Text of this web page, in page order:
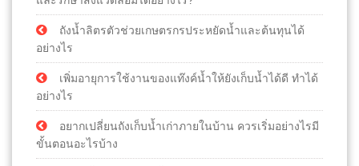
ถังน้ำลิตรตัวช่วยเกษตรกรประหยัดน้ำและต้นทุนได้
อย่างไร
เพิ่มอายุการใช้งานของแท๊งค์น้ำให้ยังเก็บน้ำได้ดี ทำได้
อย่างไร
อยากเปลี่ยนถังเก็บน้ำเก่าภายในบ้าน ควรเริ่มอย่างไรมี
ขั้นตอนอะไรบ้าง